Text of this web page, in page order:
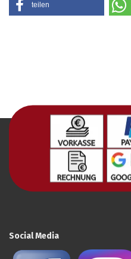
teilen
Social Media